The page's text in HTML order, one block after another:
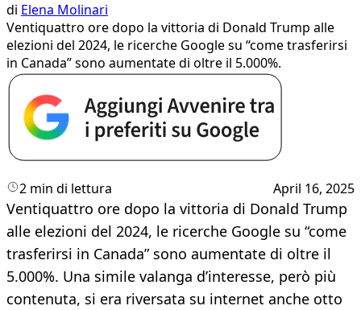
di Elena Molinari
Ventiquattro ore dopo la vittoria di Donald Trump alle
elezioni del 2024, le ricerche Google su “come trasferirsi
in Canada” sono aumentate di oltre il 5.000%.
2 min di lettura April 16, 2025
Ventiquattro ore dopo la vittoria di Donald Trump
alle elezioni del 2024, le ricerche Google su “come
trasferirsi in Canada” sono aumentate di oltre il
5.000%. Una simile valanga d’interesse, però più
contenuta, si era riversata su internet anche otto